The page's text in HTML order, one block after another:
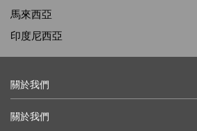
馬來西亞
印度尼西亞
關於我們
關於我們